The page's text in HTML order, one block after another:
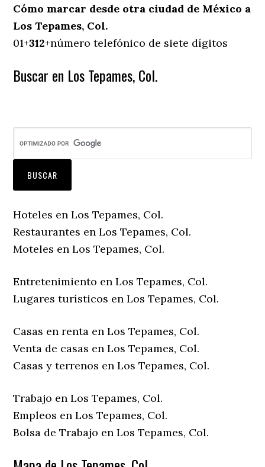
Cómo marcar desde otra ciudad de México a
Los Tepames, Col.
01+312+número telefónico de siete dígitos
Buscar en Los Tepames, Col.
Hoteles en Los Tepames, Col.
Restaurantes en Los Tepames, Col.
Moteles en Los Tepames, Col.
Entretenimiento en Los Tepames, Col.
Lugares turísticos en Los Tepames, Col.
Casas en renta en Los Tepames, Col.
Venta de casas en Los Tepames, Col.
Casas y terrenos en Los Tepames, Col.
Trabajo en Los Tepames, Col.
Empleos en Los Tepames, Col.
Bolsa de Trabajo en Los Tepames, Col.